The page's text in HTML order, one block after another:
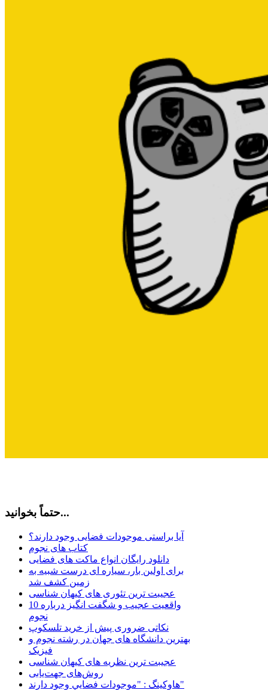
حتماً بخوانید...
آیا براستی موجودات فضایی وجود دارند؟
کتاب های نجوم
دانلود رایگان انواع ماکت های فضایی
برای اولین بار، سیاره ای درست شبیه به
زمین کشف شد
عجیبت ترین تئوری های کیهان شناسی
10 واقعیت عجیب و شگفت انگیز درباره
نجوم
نکاتی ضروری پیش از خرید تلسکوپ
بهترین دانشگاه های جهان در رشته نجوم و
فیزیک
عجیبت ترین نظریه های کیهان شناسی
روش‌های جهت‌یابی
هاوكينگ : "موجودات فضايي وجود دارند"